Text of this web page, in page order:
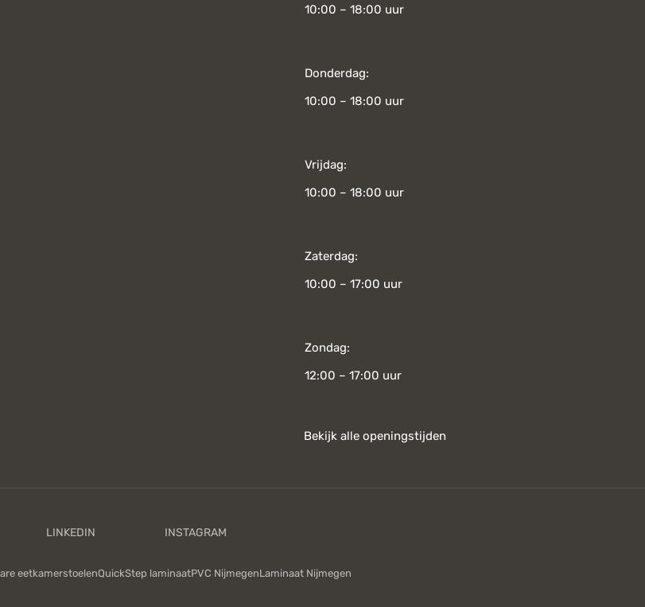
10:00 – 18:00 uur
Donderdag:
10:00 – 18:00 uur
Vrijdag:
10:00 – 18:00 uur
Zaterdag:
10:00 – 17:00 uur
Zondag:
12:00 – 17:00 uur
Bekijk alle openingstijden
eetkamerstoelenQuickStep laminaatPVC NijmegenLaminaat Nijmegen